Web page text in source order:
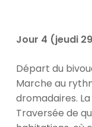
Jour 4 (jeudi
Départ du
Marche au
dromadaires.
Traversée de